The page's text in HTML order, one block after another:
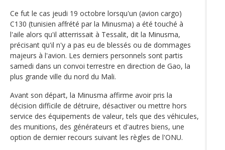
Ce fut le cas jeudi 19 octobre lorsqu'un (avion cargo)
C130 (tunisien affrété par la Minusma) a été touché à
l'aile alors qu'il atterrissait à Tessalit, dit la Minusma,
précisant qu'il n'y a pas eu de blessés ou de dommages
majeurs à l'avion. Les derniers personnels sont partis
samedi dans un convoi terrestre en direction de Gao, la
plus grande ville du nord du Mali.
Avant son départ, la Minusma affirme avoir pris la
décision difficile de détruire, désactiver ou mettre hors
service des équipements de valeur, tels que des véhicules,
des munitions, des générateurs et d'autres biens, une
option de dernier recours suivant les règles de l'ONU.